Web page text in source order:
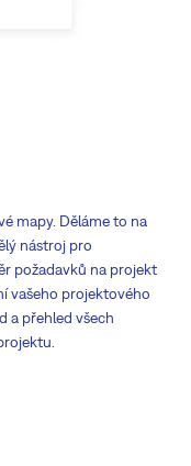
mapy. Děláme to na
nástroj pro
požadavků na projekt
vašeho projektového
a přehled všech